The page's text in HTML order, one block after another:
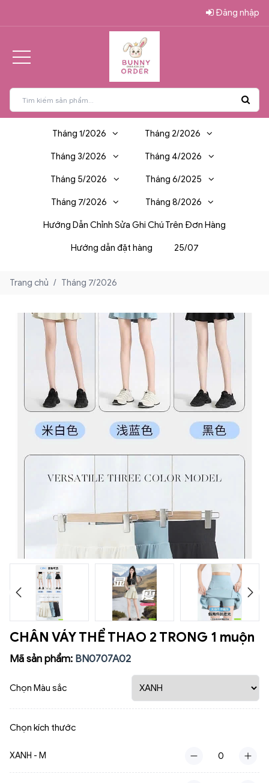
Đăng nhập
Tháng 1/2026 Tháng 2/2026
Tháng 3/2026 Tháng 4/2026
Tháng 5/2026 Tháng 6/2025
Tháng 7/2026 Tháng 8/2026
Hướng Dẫn Chỉnh Sửa Ghi Chú Trên Đơn Hàng
Hướng dẫn đặt hàng 25/07
Trang chủ / Tháng 7/2026
CHÂN VÁY THỂ THAO 2 TRONG 1 muộn
Mã sản phẩm: BN0707A02
Chọn Màu sắc
Chọn kích thước
XANH - M